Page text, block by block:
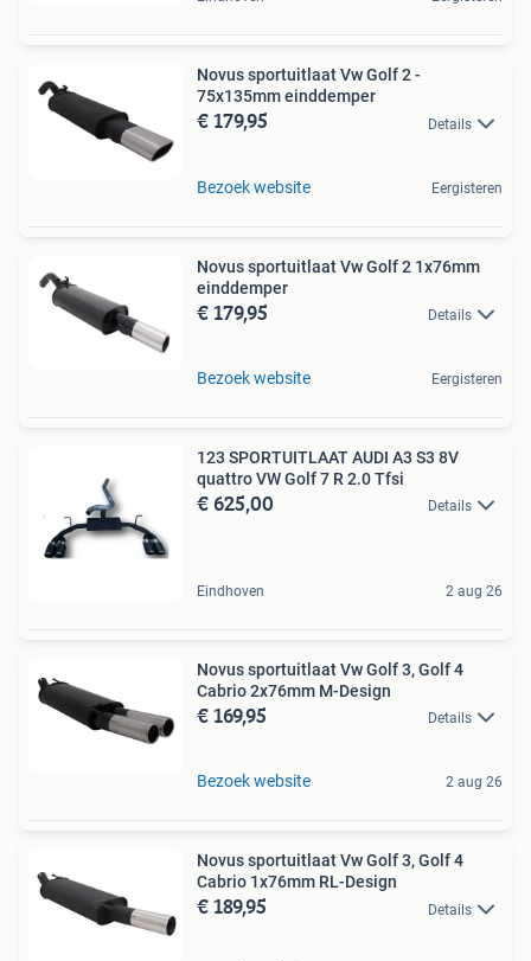
Novus sportuitlaat Vw Golf 2 -
75x135mm einddemper
€ 179,95 Details
Bezoek website Eergisteren
Novus sportuitlaat Vw Golf 2 1x76mm
einddemper
€ 179,95 Details
Bezoek website Eergisteren
123 SPORTUITLAAT AUDI A3 S3 8V
quattro VW Golf 7 R 2.0 Tfsi
€ 625,00 Details
Eindhoven 2 aug 26
Novus sportuitlaat Vw Golf 3, Golf 4
Cabrio 2x76mm M-Design
€ 169,95 Details
Bezoek website 2 aug 26
Novus sportuitlaat Vw Golf 3, Golf 4
Cabrio 1x76mm RL-Design
€ 189,95 Details